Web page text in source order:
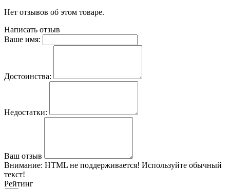
Нет отзывов об этом товаре.
Написать отзыв
Ваше имя:
Достоинства:
Недостатки:
Ваш отзыв
Внимание: HTML не поддерживается! Используйте обычный
текст!
Рейтинг